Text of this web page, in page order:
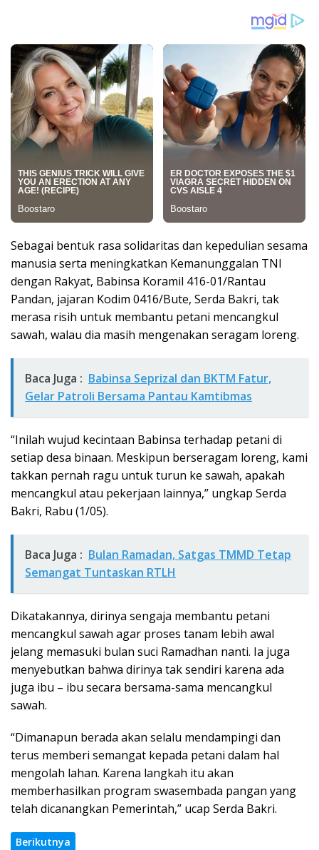
Sebagai bentuk rasa solidaritas dan kepedulian sesama
manusia serta meningkatkan Kemanunggalan TNI
dengan Rakyat, Babinsa Koramil 416-01/Rantau
Pandan, jajaran Kodim 0416/Bute, Serda Bakri, tak
merasa risih untuk membantu petani mencangkul
sawah, walau dia masih mengenakan seragam loreng.
Baca Juga : Babinsa Seprizal dan BKTM Fatur,
Gelar Patroli Bersama Pantau Kamtibmas
“Inilah wujud kecintaan Babinsa terhadap petani di
setiap desa binaan. Meskipun berseragam loreng, kami
takkan pernah ragu untuk turun ke sawah, apakah
mencangkul atau pekerjaan lainnya,” ungkap Serda
Bakri, Rabu (1/05).
Baca Juga : Bulan Ramadan, Satgas TMMD Tetap
Semangat Tuntaskan RTLH
Dikatakannya, dirinya sengaja membantu petani
mencangkul sawah agar proses tanam lebih awal
jelang memasuki bulan suci Ramadhan nanti. Ia juga
menyebutkan bahwa dirinya tak sendiri karena ada
juga ibu – ibu secara bersama-sama mencangkul
sawah.
“Dimanapun berada akan selalu mendampingi dan
terus memberi semangat kepada petani dalam hal
mengolah lahan. Karena langkah itu akan
memberhasilkan program swasembada pangan yang
telah dicanangkan Pemerintah,” ucap Serda Bakri.
Berikutnya